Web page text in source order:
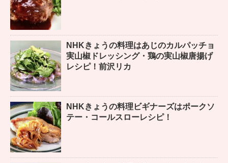
NHKきょうの料理はあじのカルパッチョ
実山椒ドレッシング・鶏の実山椒唐揚げ
レシピ！前沢リカ
NHKきょうの料理ビギナーズはポークソ
テー・コールスローレシピ！